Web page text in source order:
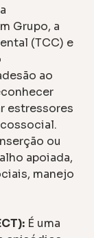
Grupo, a
(TCC) e
ao
estressores
ou
apoiada,
manejo
É uma